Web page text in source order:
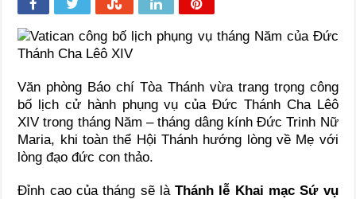
Văn phòng Báo chí Tòa Thánh vừa trang trọng công
bố lịch cử hành phụng vụ của Đức Thánh Cha Lêô
XIV trong tháng Năm – tháng dâng kính Đức Trinh Nữ
Maria, khi toàn thể Hội Thánh hướng lòng về Mẹ với
lòng đạo đức con thảo.
Đỉnh cao của tháng sẽ làThánh lễ Khai mạc Sứ vụ